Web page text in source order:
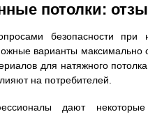
потолки:
безопасности при
варианты максимально
для натяжного
на потребителей.
дают